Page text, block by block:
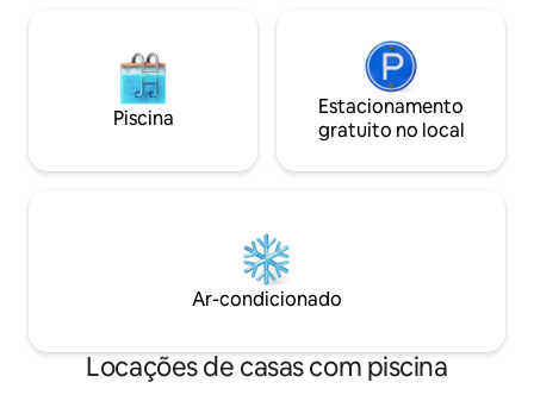
Piscina
Estacionamento
gratuito no local
Ar-condicionado
Locações de casas com piscina